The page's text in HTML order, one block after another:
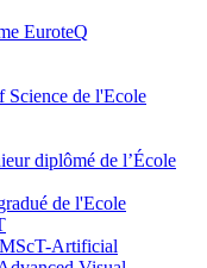
EuroteQ
de l'Ecole
diplômé de l’École
de l'Ecole
Artificial